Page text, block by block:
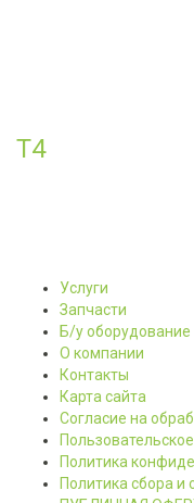
Т4
Услуги
Запчасти
Б/у оборудование
О компании
Контакты
Карта сайта
Согласие на
Политика
Политика сбора